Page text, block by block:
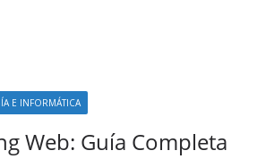
E INFORMÁTICA
Web: Guía Completa